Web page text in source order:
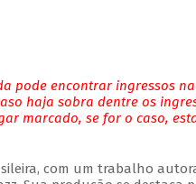
pode encontrar ingressos na
haja sobra dentre os
marcado, se for o caso,
com um trabalho